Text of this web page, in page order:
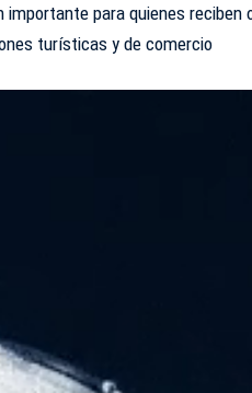
para quienes reciben
turísticas y de comercio